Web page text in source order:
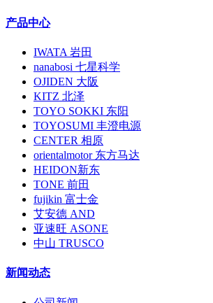
产品中心
IWATA 岩田
nanabosi 七星科学
OJIDEN 大阪
KITZ 北泽
TOYO SOKKI 东阳
TOYOSUMI 丰澄电源
CENTER 相原
orientalmotor 东方马达
HEIDON新东
TONE 前田
fujikin 富士金
艾安德 AND
亚速旺 ASONE
中山 TRUSCO
新闻动态